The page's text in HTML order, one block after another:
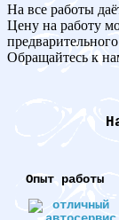
На все работы
Цену на работу
Обращайтесь к
Опыт работы